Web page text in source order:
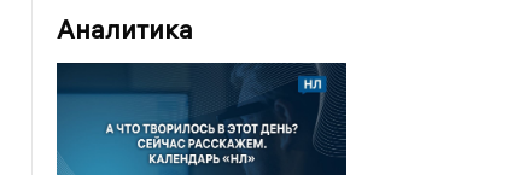
Аналитика